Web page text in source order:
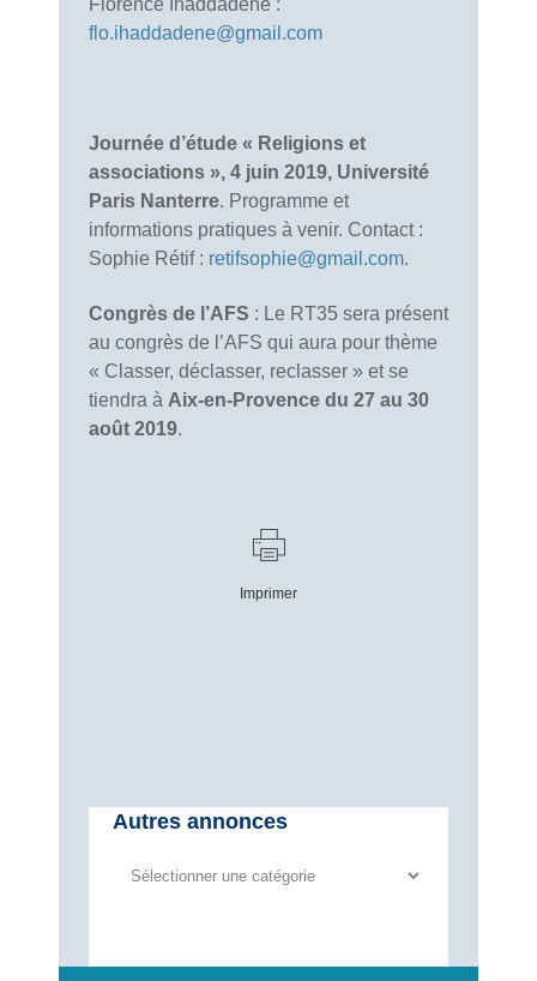
flo.ihaddadene@gmail.com
Journée d’étude « Religions et
associations », 4 juin 2019, Université
Paris Nanterre. Programme et
informations pratiques à venir. Contact :
Sophie Rétif : retifsophie@gmail.com.
Congrès de l’AFS : Le RT35 sera présent
au congrès de l’AFS qui aura pour thème
« Classer, déclasser, reclasser » et se
tiendra à Aix-en-Provence du 27 au 30
août 2019.
Imprimer
Autres annonces
Autres